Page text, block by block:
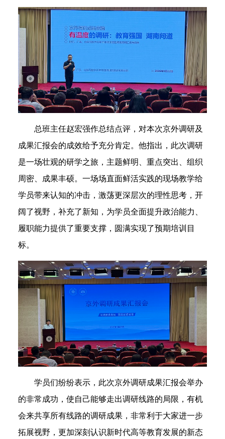
总班主任赵宏强作总结点评，对本次京外调研及
成果汇报会的成效给予充分肯定。他指出，此次调研
是一场壮观的研学之旅，主题鲜明、重点突出、组织
周密、成果丰硕。一场场直面鲜活实践的现场教学给
学员带来认知的冲击，激荡更深层次的理性思考，开
阔了视野，补充了新知，为学员全面提升政治能力、
履职能力提供了重要支撑，圆满实现了预期培训目
标。
学员们纷纷表示，此次京外调研成果汇报会举办
的非常成功，使自己能够走出调研线路的局限，有机
会来共享所有线路的调研成果，非常利于大家进一步
拓展视野，更加深刻认识新时代高等教育发展的新态